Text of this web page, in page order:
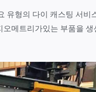
유형의 다이 캐스팅 서
오메트리가있는 부품을